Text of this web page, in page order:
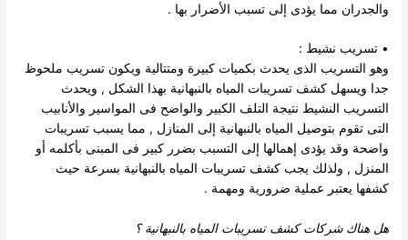
والجدران مما يؤدى إلى تسبب الأضرار بها .
• تسريب نشيط :
وهو التسريب الذى يحدث بكميات كبيرة ومتتالية ويكون تسريب ملحوظ
جدا ويسهل كشف تسريبات المياه بالنبهانية بهذا الشكل , ويحدث
التسريب النشيط نتيجة التلف الكبير والواضح فى المواسير والأنابيب
التى تقوم بتوصيل المياه بالنبهانية إلى المنازل , مما يسبب تسريبات
واضحة وقد يؤدى إهمالها إلى التسبب بضرر كبير فى المبنى بأكلمه أو
المنزل , ولذلك يجب كشف تسريبات المياه بالنبهانية بسرعة حيث
كشفها يعتبر عملية ضرورية ومهمة .
هل هناك شركات كشف تسريبات المياه بالنبهانية؟